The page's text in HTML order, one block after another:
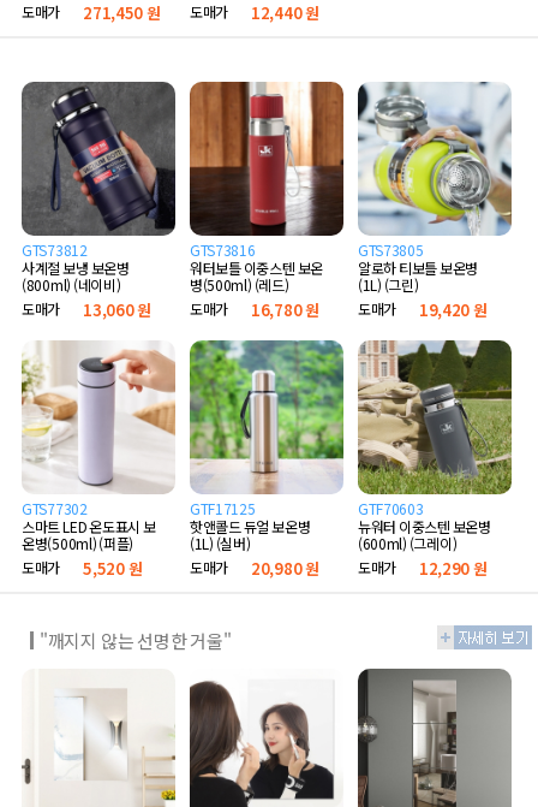
도매가
271,450 원
도매가
12,440 원
GTS73812
사계절 보냉 보온병
(800ml) (네이비)
도매가
13,060 원
GTS73816
워터보틀 이중스텐 보온
병(500ml) (레드)
도매가
16,780 원
GTS73805
알로하 티보틀 보온병
(1L) (그린)
도매가
19,420 원
GTS77302
스마트 LED 온도표시 보
온병(500ml) (퍼플)
도매가
5,520 원
GTF17125
핫앤콜드 듀얼 보온병
(1L) (실버)
도매가
20,980 원
GTF70603
뉴워터 이중스텐 보온병
(600ml) (그레이)
도매가
12,290 원
"깨지지 않는 선명한 거울"